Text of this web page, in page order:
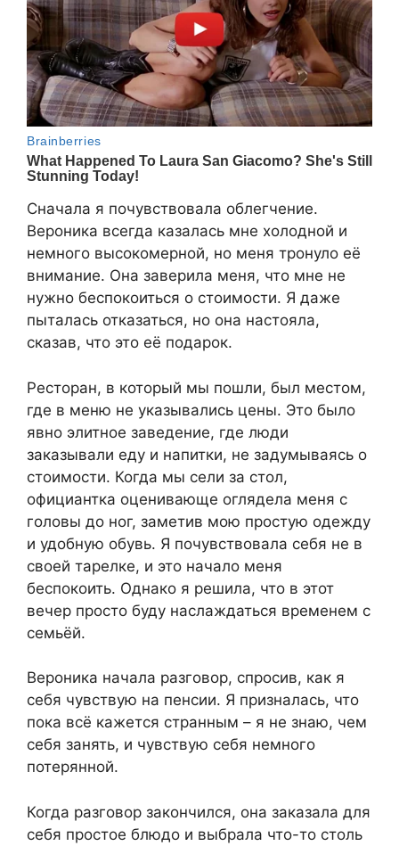
Сначала я почувствовала облегчение.
Вероника всегда казалась мне холодной и
немного высокомерной, но меня тронуло её
внимание. Она заверила меня, что мне не
нужно беспокоиться о стоимости. Я даже
пыталась отказаться, но она настояла,
сказав, что это её подарок.
Ресторан, в который мы пошли, был местом,
где в меню не указывались цены. Это было
явно элитное заведение, где люди
заказывали еду и напитки, не задумываясь о
стоимости. Когда мы сели за стол,
официантка оценивающе оглядела меня с
головы до ног, заметив мою простую одежду
и удобную обувь. Я почувствовала себя не в
своей тарелке, и это начало меня
беспокоить. Однако я решила, что в этот
вечер просто буду наслаждаться временем с
семьёй.
Вероника начала разговор, спросив, как я
себя чувствую на пенсии. Я призналась, что
пока всё кажется странным – я не знаю, чем
себя занять, и чувствую себя немного
потерянной.
Когда разговор закончился, она заказала для
себя простое блюдо и выбрала что-то столь